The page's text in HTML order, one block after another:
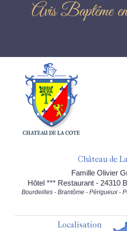
Avis Baptême
Château de
Famille Olivier
Hôtel *** Restaurant - 24310
Bourdeilles - Brantôme - Périgueux -
Localisation